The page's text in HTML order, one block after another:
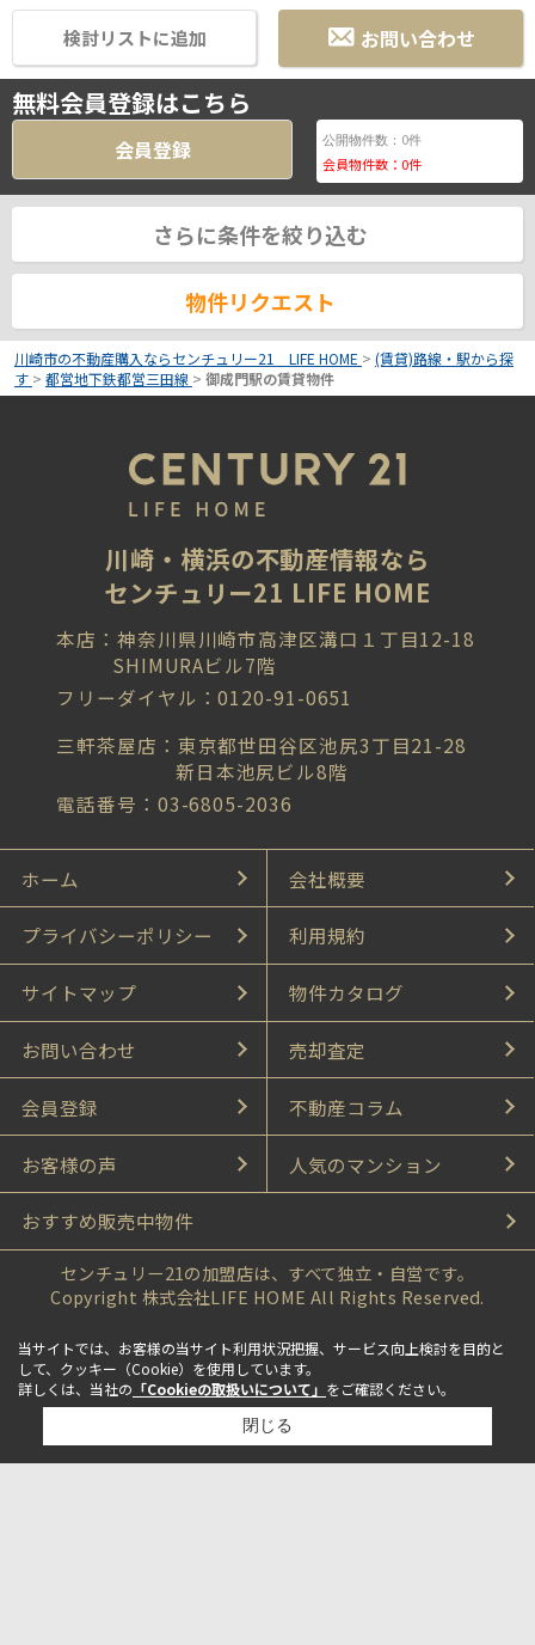
お問い合わせ
検討リストに追加
無料会員登録はこちら
会員登録 公開物件数： 0件
会員物件数： 0件
さらに条件を絞り込む
物件リクエスト
川崎市の不動産購入ならセンチュリー21 LIFE HOME > (賃貸)路線・駅から探
す > 都営地下鉄都営三田線 > 御成門駅の賃貸物件
川崎・横浜の不動産情報なら
センチュリー21 LIFE HOME
本店：神奈川県川崎市高津区溝口１丁目12-18
SHIMURAビル7階
フリーダイヤル：0120-91-0651
三軒茶屋店：東京都世田谷区池尻3丁目21-28
新日本池尻ビル8階
電話番号：03-6805-2036
ホーム 会社概要
プライバシーポリシー 利用規約
サイトマップ 物件カタログ
お問い合わせ 売却査定
会員登録 不動産コラム
お客様の声 人気のマンション
おすすめ販売中物件
センチュリー21の加盟店は、すべて独立・自営です。
Copyright 株式会社LIFE HOME All Rights Reserved.
当サイトでは、お客様の当サイト利用状況把握、サービス向上検討を目的と
して、クッキー（Cookie）を使用しています。
詳しくは、当社の 「Cookieの取扱いについて」 をご確認ください。
閉じる